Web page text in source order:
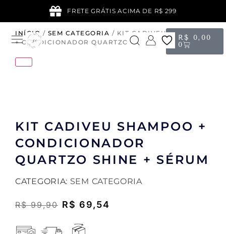
FRETE GRÁTIS ACIMA DE R$ 299
R$
0,00
0
INÍCIO / SEM CATEGORIA / KIT CADIVEU SHAMPOO
+ CONDICIONADOR QUARTZO SHINE + SÉRUM
KIT CADIVEU SHAMPOO +
CONDICIONADOR
QUARTZO SHINE + SÉRUM
CATEGORIA: SEM CATEGORIA
R$99,90 R$ 69,54